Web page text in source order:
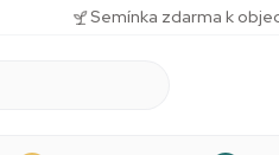
Semínka zdarma k